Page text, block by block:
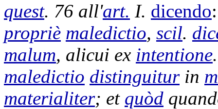
quest. 76 all'art. I. dicendo
propriè maledictio, scil.
malum, alicui ex intentione
maledictio distinguiturin
materialiter; et quòd